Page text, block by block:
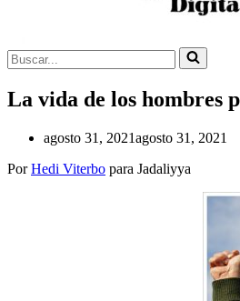
Buscar...
La vida de los hombres
agosto 31, 2021agosto 31, 2021
PorHedi Viterbo para Jadaliyya